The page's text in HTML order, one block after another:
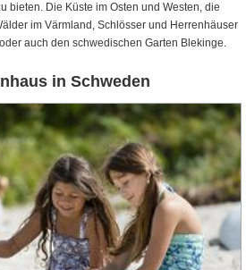
bieten. Die Küste im Osten und Westen, die
im Värmland, Schlösser und Herrenhäuser
auch den schwedischen Garten Blekinge.
in Schweden